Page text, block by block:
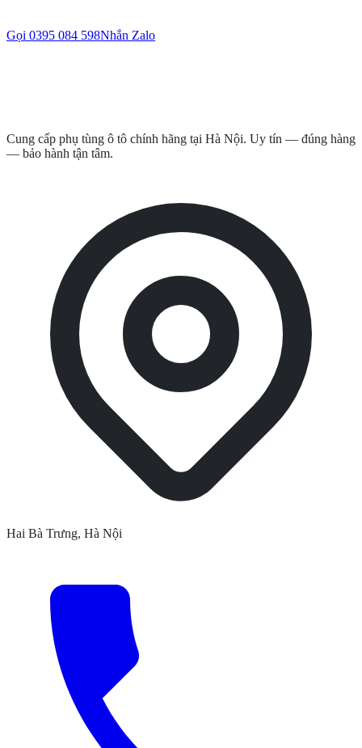
Gọi 0395 084 598Nhắn Zalo
Cung cấp phụ tùng ô tô chính hãng tại Hà Nội. Uy tín — đúng hàng
— bảo hành tận tâm.
Hai Bà Trưng, Hà Nội